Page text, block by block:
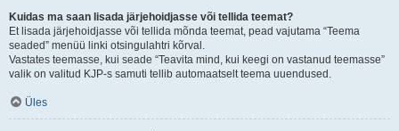
Kuidas ma saan lisada järjehoidjasse või tellida teemat?
Et lisada järjehoidjasse või tellida mõnda teemat, pead vajutama “Teema
seaded” menüü linki otsingulahtri kõrval.
Vastates teemasse, kui seade “Teavita mind, kui keegi on vastanud teemasse”
valik on valitud KJP-s samuti tellib automaatselt teema uuendused.
Üles